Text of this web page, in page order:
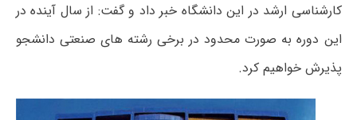
کارشناسی ارشد در این دانشگاه خبر داد و گفت: از سال آینده در
این دوره به صورت محدود در برخی رشته های صنعتی دانشجو
پذیرش خواهیم کرد.